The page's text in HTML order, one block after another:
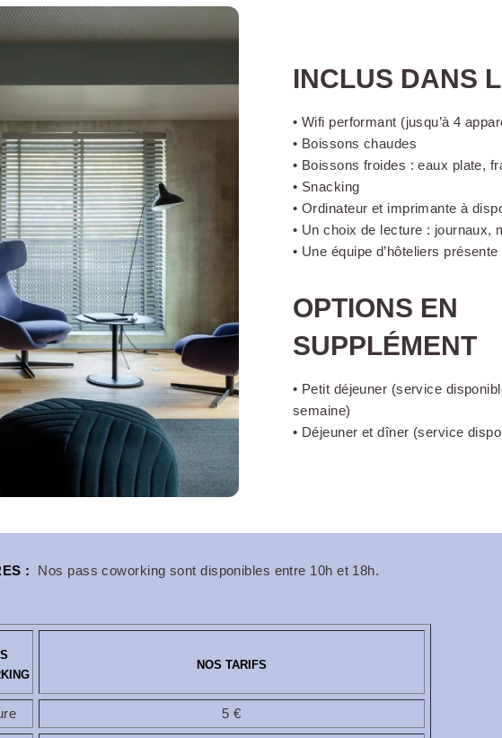
INCLUS DANS
• Wifi performant (jusqu’à 4
• Boissons chaudes
• Boissons froides : eaux plate,
• Snacking
• Ordinateur et imprimante à
• Un choix de lecture : journaux,
• Une équipe d’hôteliers
OPTIONS EN
SUPPLÉMENT
• Petit déjeuner (service
semaine)
• Déjeuner et dîner (service
: Nos pass coworking sont disponibles entre 10h et 18h.
NOS TARIFS
5 €